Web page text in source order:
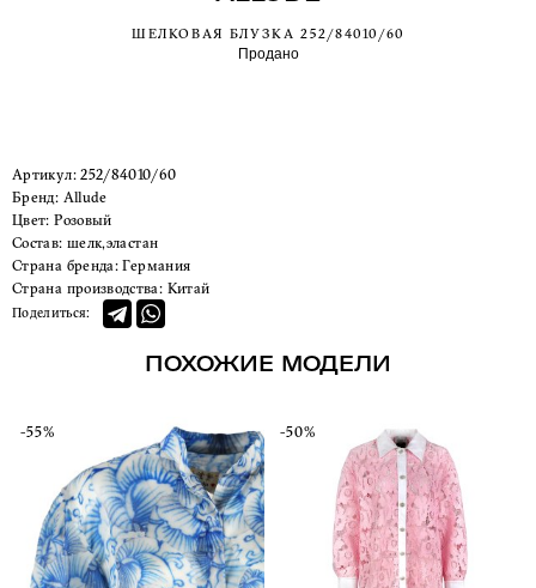
ШЕЛКОВАЯ БЛУЗКА 252/84010/60
Продано
Артикул:252/84010/60
Бренд:
Allude
Цвет:
Розовый
Состав: шелк,эластан
Страна бренда: Германия
Страна производства: Китай
Поделиться:
ПОХОЖИЕ МОДЕЛИ
-55% -50%